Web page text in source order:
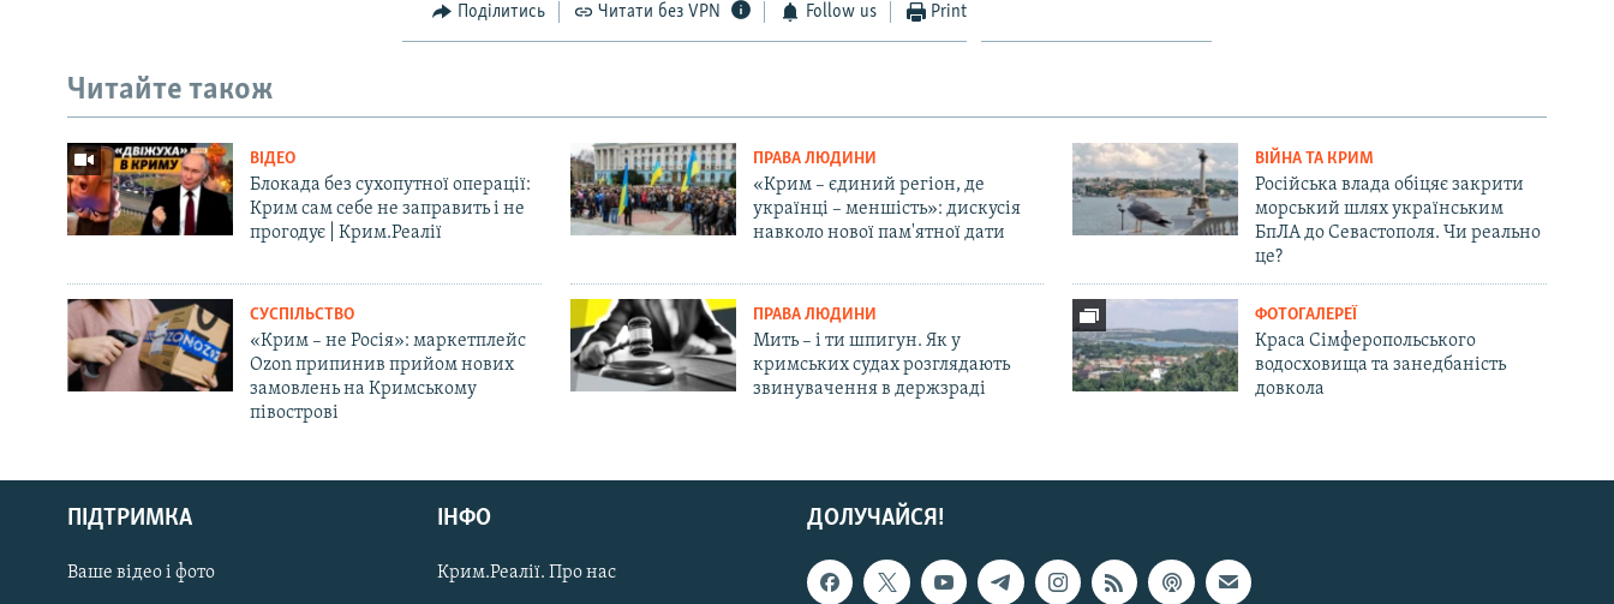
Русский
Qırımtatar
ДОЛУЧАЙСЯ!
Поділитись Читати без VPN Follow us Print
Читайте також
ВІДЕО
Блокада без сухопутної операції:
Крим сам себе не заправить і не
прогодує | Крим.Реалії
ПРАВА ЛЮДИНИ
«Крим – єдиний регіон, де
українці – меншість»: дискусія
навколо нової пам'ятної дати
ВІЙНА ТА КРИМ
Російська влада обіцяє закрити
морський шлях українським
БпЛА до Севастополя. Чи реально
це?
СУСПІЛЬСТВО
«Крим – не Росія»: маркетплейс
Ozon припинив прийом нових
замовлень на Кримському
півострові
ПРАВА ЛЮДИНИ
Мить – і ти шпигун. Як у
кримських судах розглядають
звинувачення в держзраді
ФОТОГАЛЕРЕЇ
Краса Сімферопольського
водосховища та занедбаність
довкола
ДОЛУЧАЙСЯ!
ПІДТРИМКА
Ваше відео і фото
ІНФО
Крим.Реалії. Про нас